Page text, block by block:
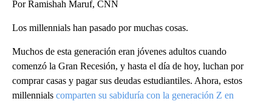
Por Ramishah Maruf, CNN
Los millennials han pasado por muchas cosas.
Muchos de esta generación eran jóvenes adultos cuando
comenzó la Gran Recesión, y hasta el día de hoy, luchan por
comprar casas y pagar sus deudas estudiantiles. Ahora, estos
millennials comparten su sabiduría con la generación Z en